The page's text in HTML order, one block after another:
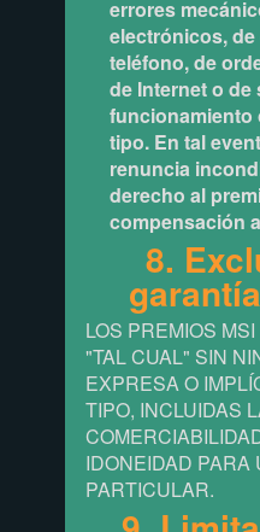
errores
electrónicos,
teléfono, de
de Internet o de
funcionamiento
tipo. En tal
renuncia
derecho al
compensación
8.
LOS PREMIOS
"TAL CUAL" SIN
EXPRESA O
TIPO, INCLUIDAS
IDONEIDAD PARA
PARTICULAR.